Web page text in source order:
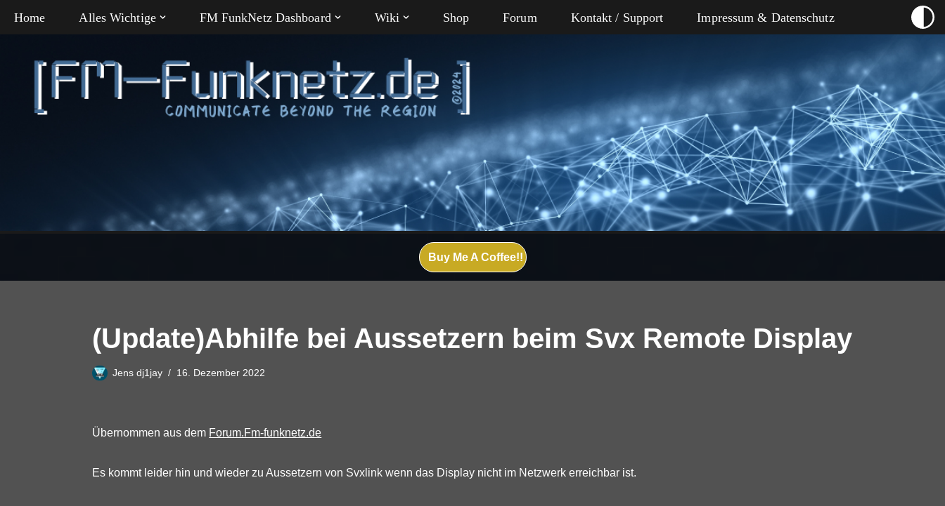
Inhalt
Home Alles Wichtige FM FunkNetz Dashboard Wiki Shop Forum Kontakt / Support Impressum & Datenschutz
Buy Me A Coffee!!
(Update)Abhilfe bei Aussetzern beim Svx Remote Display
Jens dj1jay 16. Dezember 2022
Übernommen aus dem Forum.Fm-funknetz.de
Es kommt leider hin und wieder zu Aussetzern von Svxlink wenn das Display nicht im Netzwerk erreichbar ist.